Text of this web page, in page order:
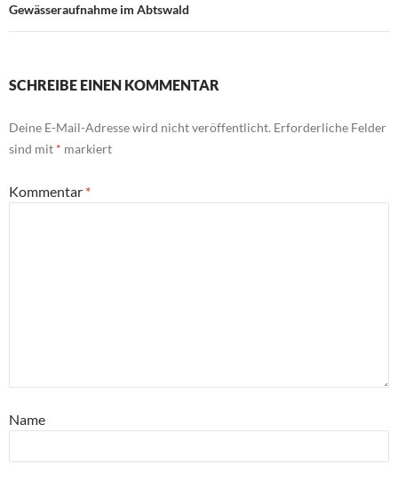
Gewässeraufnahme im Abtswald
SCHREIBE EINEN KOMMENTAR
Deine E-Mail-Adresse wird nicht veröffentlicht. Erforderliche Felder
sind mit * markiert
Kommentar *
Name